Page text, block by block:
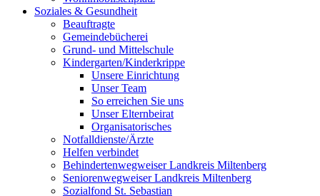
Soziales & Gesundheit
Beauftragte
Gemeindebücherei
Grund- und Mittelschule
Kindergarten/Kinderkrippe
Unsere Einrichtung
Unser Team
So erreichen Sie uns
Unser Elternbeirat
Organisatorisches
Notfalldienste/Ärzte
Helfen verbindet
Behindertenwegweiser Landkreis Miltenberg
Seniorenwegweiser Landkreis Miltenberg
Sozialfond St. Sebastian